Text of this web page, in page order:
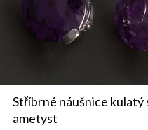
Stříbrné náušnice kulatý
ametyst